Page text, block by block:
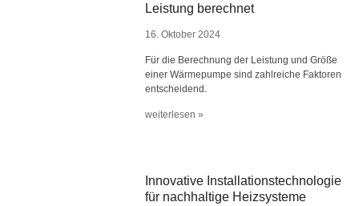
Leistung berechnet
16. Oktober 2024
Für die Berechnung der Leistung und Größe
einer Wärmepumpe sind zahlreiche Faktoren
entscheidend.
weiterlesen »
Innovative Installationstechnologie
für nachhaltige Heizsysteme